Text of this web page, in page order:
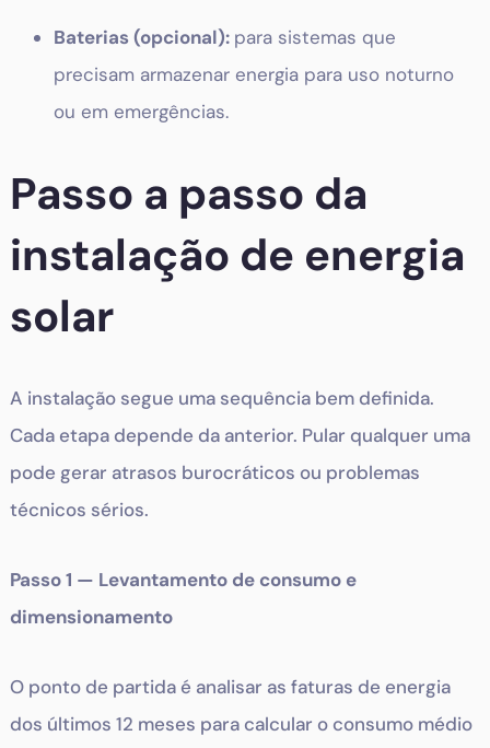
Baterias (opcional): para sistemas que
precisam armazenar energia para uso noturno
ou em emergências.
Passo a passo da
instalação de energia
solar
A instalação segue uma sequência bem definida.
Cada etapa depende da anterior. Pular qualquer uma
pode gerar atrasos burocráticos ou problemas
técnicos sérios.
Passo 1 — Levantamento de consumo e
dimensionamento
O ponto de partida é analisar as faturas de energia
dos últimos 12 meses para calcular o consumo médio